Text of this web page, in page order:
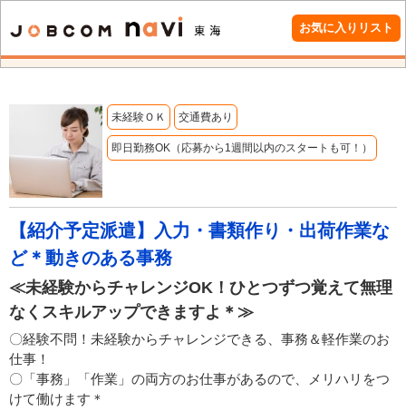
お気に入りリスト
未経験ＯＫ 交通費あり
即日勤務OK（応募から1週間以内のスタートも可！）
【紹介予定派遣】入力・書類作り・出荷作業な
ど＊動きのある事務
≪未経験からチャレンジOK！ひとつずつ覚えて無理
なくスキルアップできますよ＊≫
〇経験不問！未経験からチャレンジできる、事務＆軽作業のお
仕事！
〇「事務」「作業」の両方のお仕事があるので、メリハリをつ
けて働けます＊